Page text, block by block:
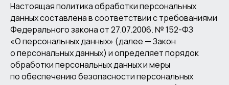
Настоящая политика обработки персональных
данных составлена в соответствии с требованиями
Федерального закона от 27.07.2006. № 152-ФЗ
«О персональных данных» (далее — Закон
о персональных данных) и определяет порядок
обработки персональных данных и меры
по обеспечению безопасности персональных